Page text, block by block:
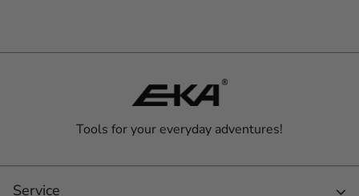
Tools for your everyday adventures!
Service